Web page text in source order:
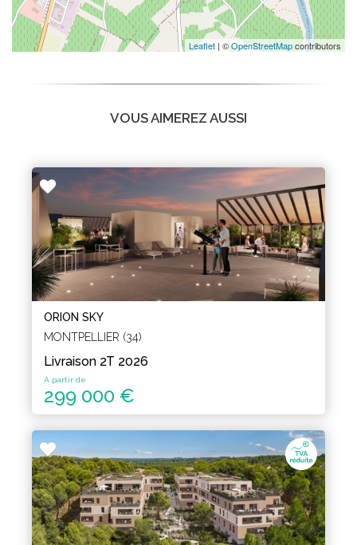
Leaflet | ©OpenStreetMapcontributors
VOUS AIMEREZ AUSSI
ORION SKY
MONTPELLIER (34)
Livraison 2T 2026
A partir de
299 000 €